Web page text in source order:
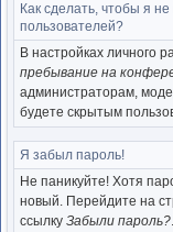
Как сделать, чтобы я
пользователей?
В настройках личного
пребывание на
администраторам,
будете скрытым
Я забыл пароль!
Не паникуйте! Хотя
новый. Перейдите на
ссылку Забыли пароль?